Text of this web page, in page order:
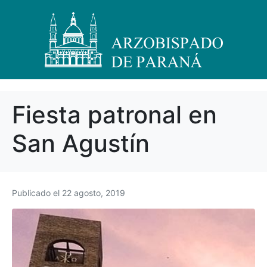
Fiesta patronal en
San Agustín
Publicado el 22 agosto, 2019